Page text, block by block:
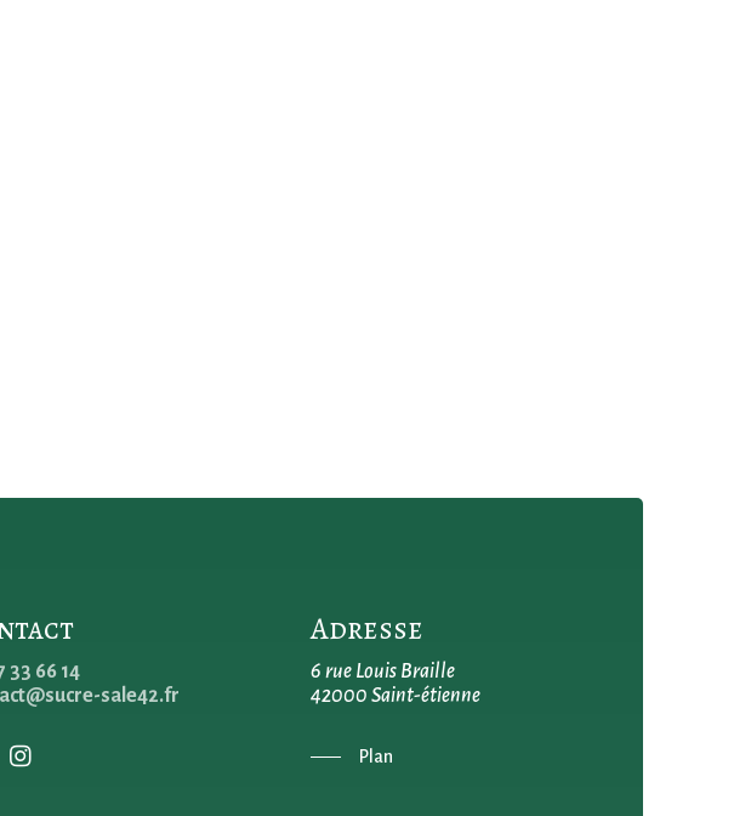
33 66 14
sale42.fr
Adresse
6 rue Louis Braille
42000 Saint-étienne
Plan